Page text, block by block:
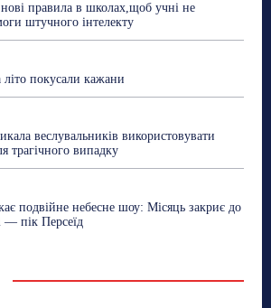
правила в школах,щоб учні не
штучного інтелекту
покусали кажани
веслувальників використовувати
трагічного випадку
подвійне небесне шоу: Місяць закриє до
— пік Персеїд